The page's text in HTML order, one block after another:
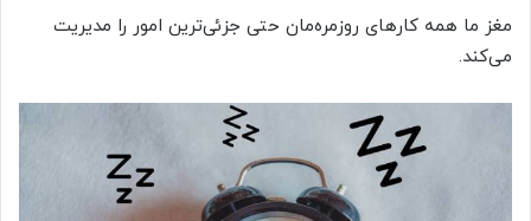
مغز ما همه کار‌های روزمره‌مان حتی جزئی‌ترین امور را مدیریت
می‌کند.